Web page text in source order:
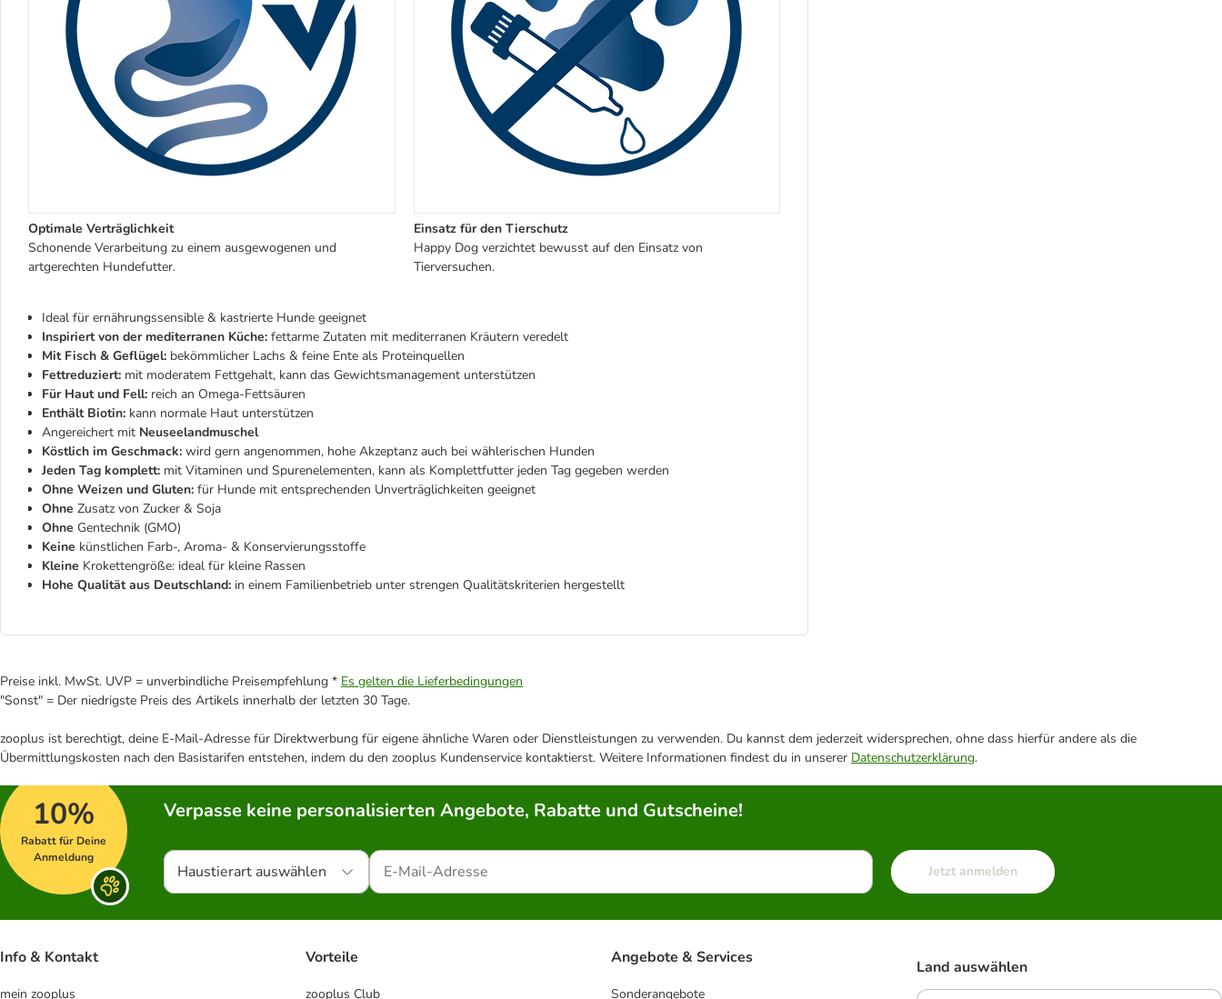
Optimale Verträglichkeit
Schonende Verarbeitung zu einem ausgewogenen und
artgerechten Hundefutter.
Einsatz für den Tierschutz
Happy Dog verzichtet bewusst auf den Einsatz von
Tierversuchen.
Ideal für ernährungssensible & kastrierte Hunde geeignet
Inspiriert von der mediterranen Küche: fettarme Zutaten mit mediterranen Kräutern veredelt
Mit Fisch & Geflügel: bekömmlicher Lachs & feine Ente als Proteinquellen
Fettreduziert: mit moderatem Fettgehalt, kann das Gewichtsmanagement unterstützen
Für Haut und Fell: reich an Omega-Fettsäuren
Enthält Biotin: kann normale Haut unterstützen
Angereichert mit Neuseelandmuschel
Köstlich im Geschmack: wird gern angenommen, hohe Akzeptanz auch bei wählerischen Hunden
Jeden Tag komplett: mit Vitaminen und Spurenelementen, kann als Komplettfutter jeden Tag gegeben werden
Ohne Weizen und Gluten: für Hunde mit entsprechenden Unverträglichkeiten geeignet
Ohne Zusatz von Zucker & Soja
Ohne Gentechnik (GMO)
Keine künstlichen Farb-, Aroma- & Konservierungsstoffe
Kleine Krokettengröße: ideal für kleine Rassen
Hohe Qualität aus Deutschland: in einem Familienbetrieb unter strengen Qualitätskriterien hergestellt
Preise inkl. MwSt. UVP = unverbindliche Preisempfehlung * Es gelten die Lieferbedingungen
"Sonst" = Der niedrigste Preis des Artikels innerhalb der letzten 30 Tage.
zooplus ist berechtigt, deine E-Mail-Adresse für Direktwerbung für eigene ähnliche Waren oder Dienstleistungen zu verwenden. Du kannst dem jederzeit widersprechen, ohne dass hierfür andere als die
Übermittlungskosten nach den Basistarifen entstehen, indem du den zooplus Kundenservice kontaktierst. Weitere Informationen findest du in unserer Datenschutzerklärung.
10%
Rabatt für Deine
Anmeldung
Verpasse keine personalisierten Angebote, Rabatte und Gutscheine!
Haustierart auswählen Jetzt anmelden
Info & Kontakt
mein zooplus
Vorteile
zooplus Club
Angebote & Services
Sonderangebote
Land auswählen